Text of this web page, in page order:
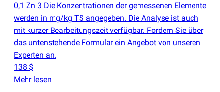
0,1 Zn 3 Die Konzentrationen der gemessenen Elemente
werden in mg/kg TS angegeben. Die Analyse ist auch
mit kurzer Bearbeitungszeit verfügbar. Fordern Sie über
das untenstehende Formular ein Angebot von unseren
Experten an.
138 $
Mehr lesen